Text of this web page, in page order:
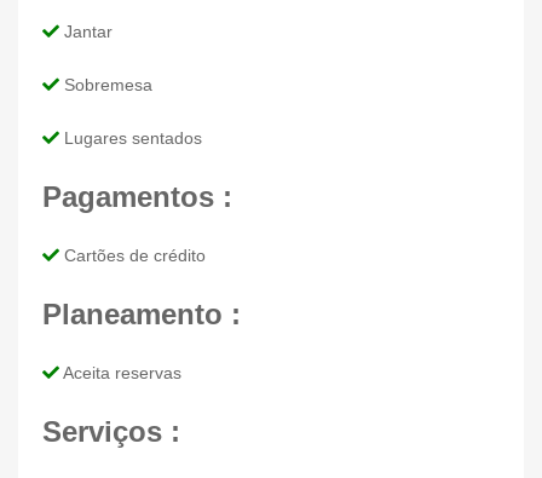
Jantar
Sobremesa
Lugares sentados
Pagamentos :
Cartões de crédito
Planeamento :
Aceita reservas
Serviços :